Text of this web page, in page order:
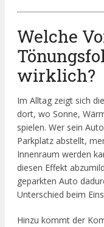
Welche
wirklich?
Im Alltag zeigt sich
dort, wo Sonne,
spielen. Wer sein
Parkplatz abstellt,
Innenraum werden
diesen Effekt
geparkten Auto
Unterschied beim
Hinzu kommt der